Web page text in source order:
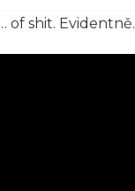
of shit. Evidentně.